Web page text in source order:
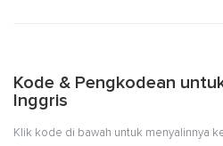
Kode & Pengkodean
Inggris
Klik kode di bawah untuk menyalinnya